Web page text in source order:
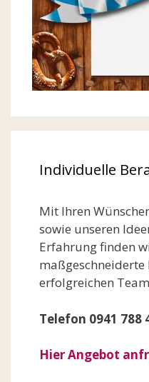
Individuelle
Mit Ihren
sowie unseren
Erfahrung finden
erfolgreichen
Telefon 0941 788
Hier Angebot